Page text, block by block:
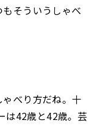
もそういうしゃべ
ゃべり方だね。十
は42歳と42歳。芸